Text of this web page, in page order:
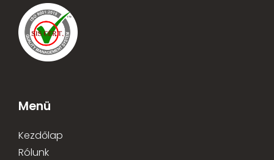
Menü
Kezdőlap
Rólunk